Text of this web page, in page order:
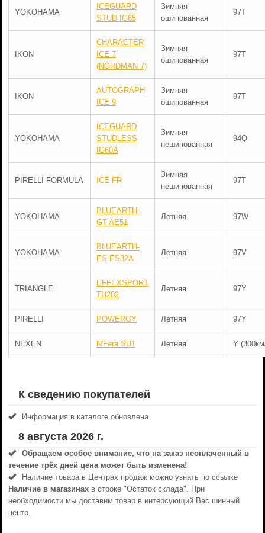
YOKOHAMA
ICEGUARD
STUD IG65
Зимняя
ошипованная
97T
IKON
CHARACTER
ICE 7
(NORDMAN 7)
Зимняя
ошипованная
97T
IKON
AUTOGRAPH
ICE 9
Зимняя
ошипованная
97T
YOKOHAMA
ICEGUARD
STUDLESS
IG60A
Зимняя
нешипованная
94Q
PIRELLI FORMULA ICE FR
Зимняя
нешипованная
97T
YOKOHAMA
BLUEARTH-
GT AE51
Летняя 97W
YOKOHAMA
BLUEARTH-
ES ES32A
Летняя 97V
TRIANGLE
EFFEXSPORT
TH202
Летняя 97Y
PIRELLI POWERGY Летняя 97Y
NEXEN N'Fera SU1 Летняя Y
К сведению покупателей
Информация в каталоге обновлена
8 августа 2026 г.
Обращаем особое внимание, что на заказ неоплаченный в
течениe трёх дней цена может быть изменена!
Наличие товара в Центрах продаж можно узнать по ссылке
Наличие в магазинахв строке "Остаток склада". При
необходимости мы доставим товар в интерсующий Вас шинный
центр.